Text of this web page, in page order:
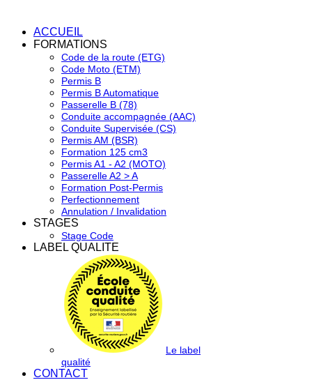
ACCUEIL
FORMATIONS
Code de la route (ETG)
Code Moto (ETM)
Permis B
Permis B Automatique
Passerelle B (78)
Conduite accompagnée (AAC)
Conduite Supervisée (CS)
Permis AM (BSR)
Formation 125 cm3
Permis A1 - A2 (MOTO)
Passerelle A2 > A
Formation Post-Permis
Perfectionnement
Annulation / Invalidation
STAGES
Stage Code
LABEL QUALITE
Le label
qualité
CONTACT